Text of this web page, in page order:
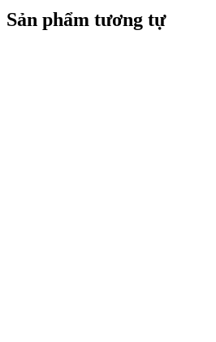
Sản phẩm tương tự